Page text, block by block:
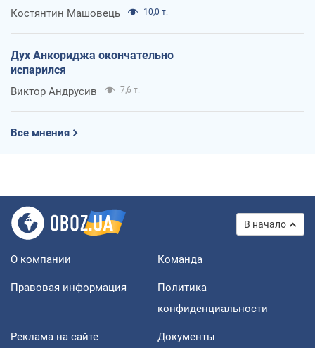
Костянтин Машовець 10,0 т.
Дух Анкориджа окончательно
испарился
Виктор Андрусив 7,6 т.
Все мнения
В начало
О компании Команда
Правовая информация
Политика
конфиденциальности
Реклама на сайте Документы